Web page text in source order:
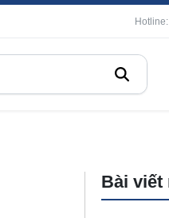
Hotline:
Bài viết